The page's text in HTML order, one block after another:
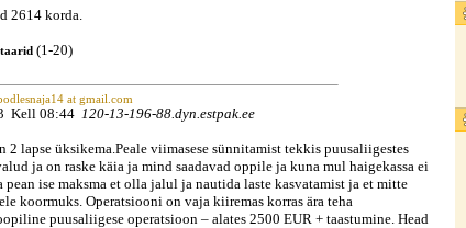
2614 korda.
(1-20)
at gmail.com
Kell 08:44 120-13-196-88.dyn.estpak.ee
2 lapse üksikema.Peale viimasese sünnitamist tekkis puusaliigestes
ja on raske käia ja mind saadavad oppile ja kuna mul haigekassa ei
pean ise maksma et olla jalul ja nautida laste kasvatamist ja et mitte
koormuks. Operatsiooni on vaja kiiremas korras ära teha
puusaliigese operatsioon – alates 2500 EUR + taastumine. Head